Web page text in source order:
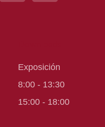
Exposición
8:00 - 13:30
15:00 - 18:00